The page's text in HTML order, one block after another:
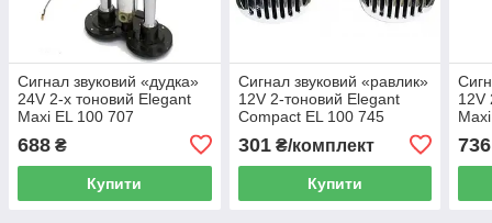
Сигнал звуковий «дудка»
24V 2-х тоновий Elegant
Maxi EL 100 707
металічний ( SL-1008C )
688 ₴
Купити
Сигнал звуковий «равлик»
12V 2-тоновий Elegant
Compact EL 100 745
чорно-червоний, кришка
хром
301₴/комплект
Купити
12V
736